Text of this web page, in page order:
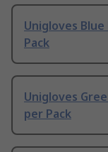
Unigloves
Pack
Unigloves
per Pack